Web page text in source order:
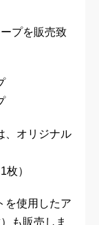
プを販売致
、オリジナル
枚）
を使用したア
も販売しま